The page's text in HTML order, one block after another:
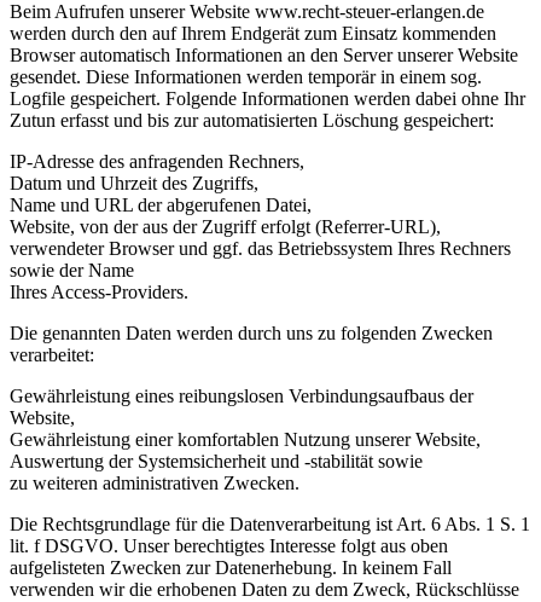
Beim Aufrufen unserer Website www.recht-steuer-erlangen.de
werden durch den auf Ihrem Endgerät zum Einsatz kommenden
Browser automatisch Informationen an den Server unserer Website
gesendet. Diese Informationen werden temporär in einem sog.
Logfile gespeichert. Folgende Informationen werden dabei ohne Ihr
Zutun erfasst und bis zur automatisierten Löschung gespeichert:
IP-Adresse des anfragenden Rechners,
Datum und Uhrzeit des Zugriffs,
Name und URL der abgerufenen Datei,
Website, von der aus der Zugriff erfolgt (Referrer-URL),
verwendeter Browser und ggf. das Betriebssystem Ihres Rechners
sowie der Name
Ihres Access-Providers.
Die genannten Daten werden durch uns zu folgenden Zwecken
verarbeitet:
Gewährleistung eines reibungslosen Verbindungsaufbaus der
Website,
Gewährleistung einer komfortablen Nutzung unserer Website,
Auswertung der Systemsicherheit und -stabilität sowie
zu weiteren administrativen Zwecken.
Die Rechtsgrundlage für die Datenverarbeitung ist Art. 6 Abs. 1 S. 1
lit. f DSGVO. Unser berechtigtes Interesse folgt aus oben
aufgelisteten Zwecken zur Datenerhebung. In keinem Fall
verwenden wir die erhobenen Daten zu dem Zweck, Rückschlüsse